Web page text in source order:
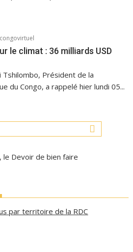
le climat : 36 milliards USD
Tshilombo, Président de la
du Congo, a rappelé hier lundi 05...
le Devoir de bien faire
par territoire de la RDC